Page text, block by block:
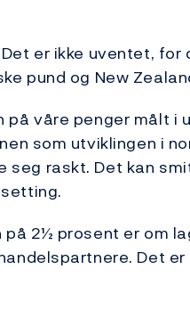
er ikke uventet,
pund og New
på våre penger målt i
som utviklingen i
seg raskt. Det kan
2½ prosent er om
Det